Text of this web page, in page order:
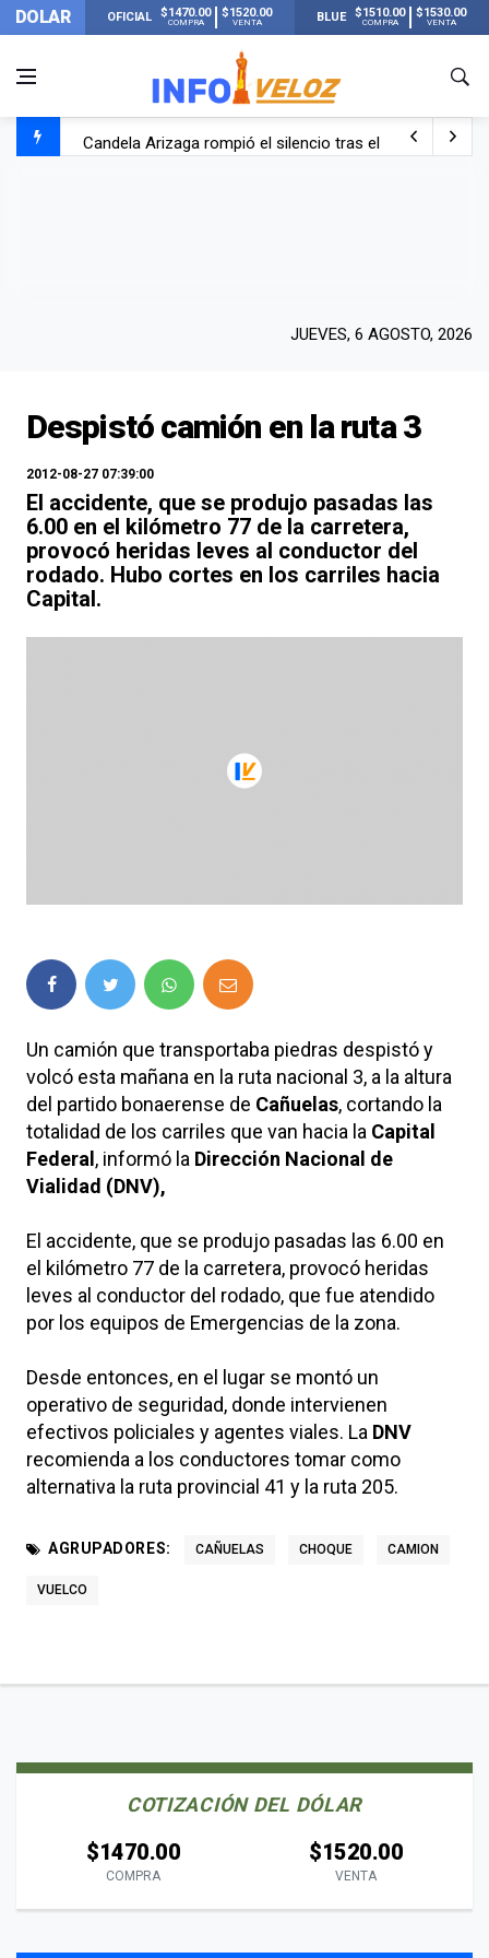
DOLAR OFICIAL $1470.00
COMPRA
$1520.00
VENTA BLUE $1510.00
COMPRA
$1530.00
VENTA
Candela Arizaga rompió el silencio tras el incidente con
JUEVES, 6 AGOSTO, 2026
Despistó camión en la ruta 3
2012-08-27 07:39:00
El accidente, que se produjo pasadas las
6.00 en el kilómetro 77 de la carretera,
provocó heridas leves al conductor del
rodado. Hubo cortes en los carriles hacia
Capital.
Un camión que transportaba piedras despistó y
volcó esta mañana en la ruta nacional 3, a la altura
del partido bonaerense de Cañuelas, cortando la
totalidad de los carriles que van hacia la Capital
Federal , informó la Dirección Nacional de
Vialidad (DNV),
El accidente, que se produjo pasadas las 6.00 en
el kilómetro 77 de la carretera, provocó heridas
leves al conductor del rodado, que fue atendido
por los equipos de Emergencias de la zona.
Desde entonces, en el lugar se montó un
operativo de seguridad, donde intervienen
efectivos policiales y agentes viales. La DNV
recomienda a los conductores tomar como
alternativa la ruta provincial 41 y la ruta 205.
AGRUPADORES: CAÑUELAS CHOQUE CAMION
VUELCO
COTIZACIÓN DEL DÓLAR
$1470.00
COMPRA
$1520.00
VENTA